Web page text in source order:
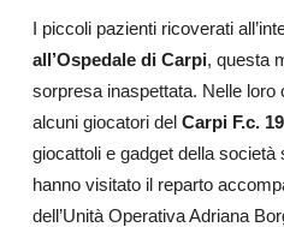
I piccoli pazienti ricoverati
all’Ospedale di Carpi, questa
sorpresa inaspettata. Nelle loro
alcuni giocatori del Carpi F.c.
giocattoli e gadget della società
hanno visitato il reparto
dell’Unità Operativa Adriana